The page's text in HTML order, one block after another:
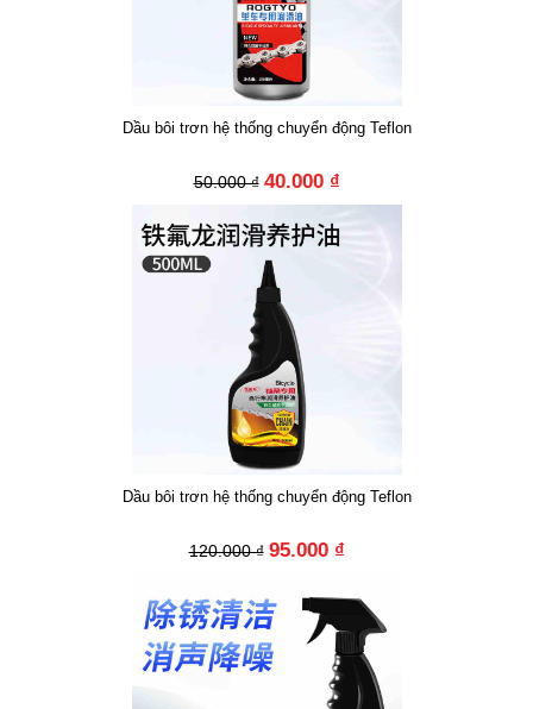
Dầu bôi trơn hệ thống chuyển động Teflon
50.000 ₫ 40.000 ₫
Dầu bôi trơn hệ thống chuyển động Teflon
120.000 ₫ 95.000 ₫